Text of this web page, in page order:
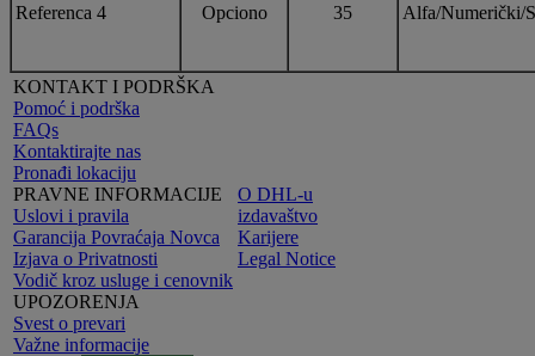
Referenca 4 Opciono 35 Alfa/Numerički/
KONTAKT I PODRŠKA
Pomoć i podrška
FAQs
Kontaktirajte nas
Pronađi lokaciju
PRAVNE INFORMACIJE
Uslovi i pravila
Garancija Povraćaja Novca
Izjava o Privatnosti
Vodič kroz usluge i cenovnik
UPOZORENJA
Svest o prevari
Važne informacije
O DHL-u
izdavaštvo
Karijere
Legal Notice